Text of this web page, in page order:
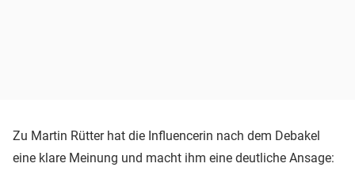
Zu Martin Rütter hat die Influencerin nach dem Debakel
eine klare Meinung und macht ihm eine deutliche Ansage: